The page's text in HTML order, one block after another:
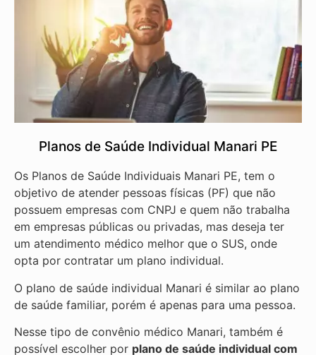
Planos de Saúde Individual Manari PE
Os Planos de Saúde Individuais Manari PE, tem o
objetivo de atender pessoas físicas (PF) que não
possuem empresas com CNPJ e quem não trabalha
em empresas públicas ou privadas, mas deseja ter
um atendimento médico melhor que o SUS, onde
opta por contratar um plano individual.
O plano de saúde individual Manari é similar ao plano
de saúde familiar, porém é apenas para uma pessoa.
Nesse tipo de convênio médico Manari, também é
possível escolher por plano de saúde individual com